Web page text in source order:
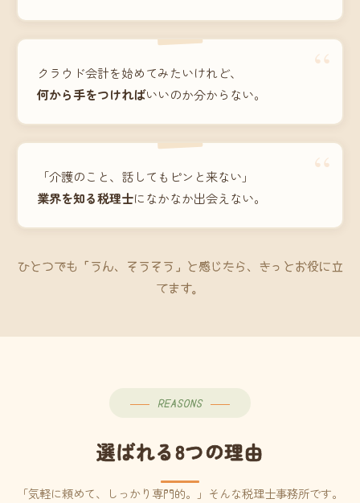
“
クラウド会計を始めてみたいけれど、
何から手をつければいいのか分からない。
“
「介護のこと、話してもピンと来ない」
業界を知る税理士になかなか出会えない。
ひとつでも「うん、そうそう」と感じたら、きっとお役に立
てます。
REASONS
選ばれる8つの理由
「気軽に頼めて、しっかり専門的。」そんな税理士事務所です。